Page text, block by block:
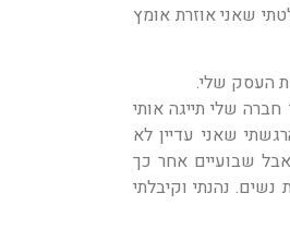
שאני אוזרת אומץ
העסק שלי.
שלי תייגה אותי
שאני עדיין לא
שבועיים אחר כך
נהנתי וקיבלתי